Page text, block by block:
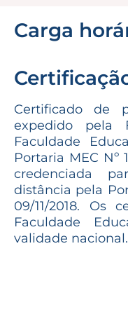
Carga
Certificado de
expedido pela
Faculdade
Portaria MEC Nº
credenciada
distância pela
09/11/2018. Os
Faculdade
validade nacional.